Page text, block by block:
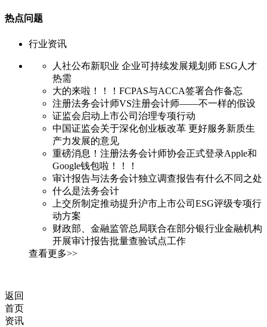
热点问题
行业资讯
人社公布新职业 企业可持续发展规划师‌ ESG人才
热需
大的来啦！！！FCPAS与ACCA签署合作备忘
注册法务会计师VS注册会计师——不一样的假设
证监会启动上市公司治理专项行动
中国证监会关于深化创业板改革 更好服务新质生
产力发展的意见
重磅消息！注册法务会计师协会正式登录Apple和
Google钱包啦！！！
审计报告与法务会计独立调查报告有什么不同之处
什么是法务会计
上交所制定推动提升沪市上市公司ESG评级专项行
动方案
财政部、金融监管总局联合在部分银行业金融机构
开展审计报告批量查验试点工作
查看更多>>
返回
首页
资讯